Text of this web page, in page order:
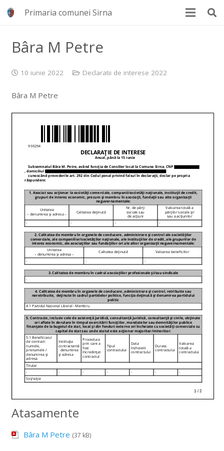
Primaria comunei Sirna
Bâra M Petre
10 iunie 2022 Declaratii de interese 2022
Bâra M Petre
Atasamente
Bâra M Petre (37 kB)